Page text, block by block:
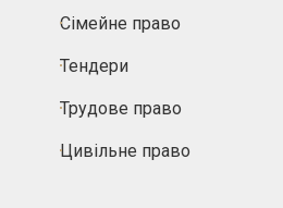
Сімейне право
Тендери
Трудове право
Цивільне право